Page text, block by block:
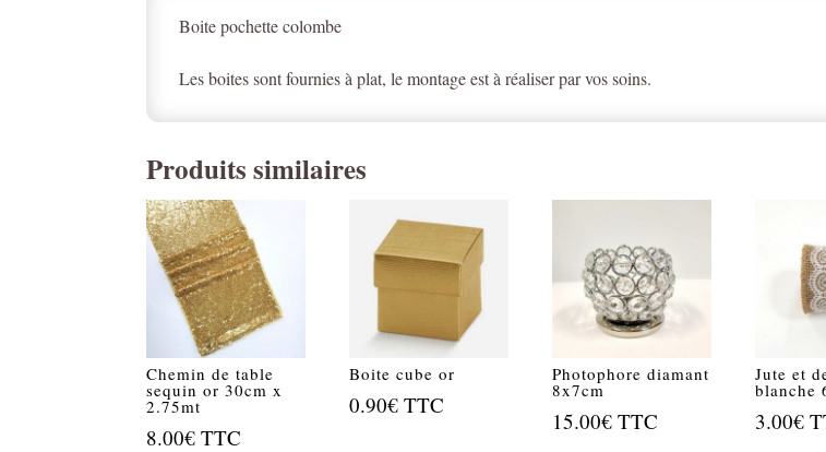
Boite pochette colombe
Les boites sont fournies à plat, le montage est à réaliser par vos soins.
Produits similaires
Chemin de table
sequin or 30cm x
2.75mt
8.00€ TTC
Boite cube or
0.90€ TTC
Photophore diamant
8x7cm
15.00€ TTC
Jute et
blanche
3.00€